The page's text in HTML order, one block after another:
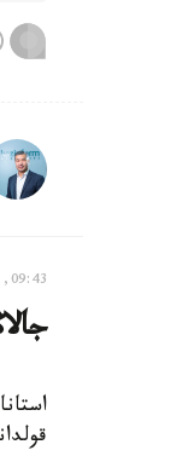
09:43, 08 تامىز 2026